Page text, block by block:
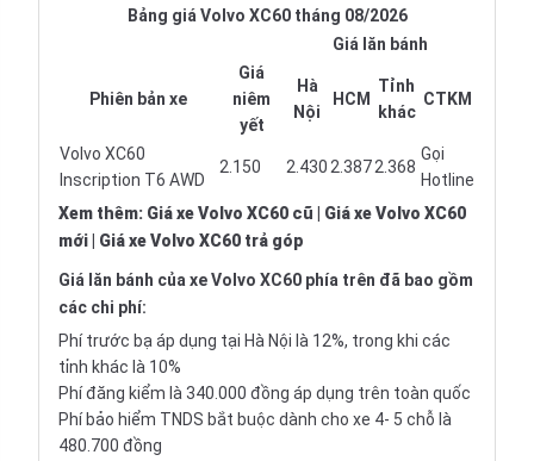
Bảng giá Volvo XC60 tháng 08/2026
Giá lăn bánh
Phiên bản xe
Giá
niêm
yết
Hà
Nội
HCM
Tỉnh
khác
CTKM
Volvo XC60
Inscription T6 AWD
2.150 2.4302.3872.368
Gọi
Hotline
Xem thêm: Giá xe Volvo XC60 cũ
Giá xe Volvo XC60
mới
Giá xe Volvo XC60 trả góp
Giá lăn bánh của xe Volvo XC60 phía trên đã bao gồm
các chi phí:
Phí trước bạ áp dụng tại Hà Nội là 12%, trong khi các
tỉnh khác là 10%
Phí đăng kiểm là 340.000 đồng áp dụng trên toàn quốc
Phí bảo hiểm TNDS bắt buộc dành cho xe 4- 5 chỗ là
480.700 đồng